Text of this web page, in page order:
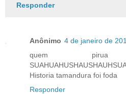
Responder
Anônimo 4 de janeiro de
quem
Historia tamandura foi foda
Responder